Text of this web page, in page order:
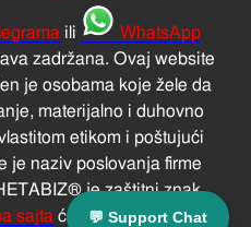
💬 Support Chat
ili
WhatsApp
zadržana. Ovaj website
je osobama koje žele da
materijalno i duhovno
etikom i poštujući
je naziv poslovanja firme
je zaštitni znak
sajta će vam dati pregled